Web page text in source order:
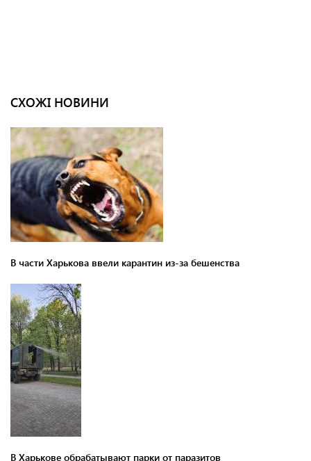
СХОЖІ НОВИНИ
В части Харькова ввели карантин из-за бешенства
В Харькове обрабатывают парки от паразитов